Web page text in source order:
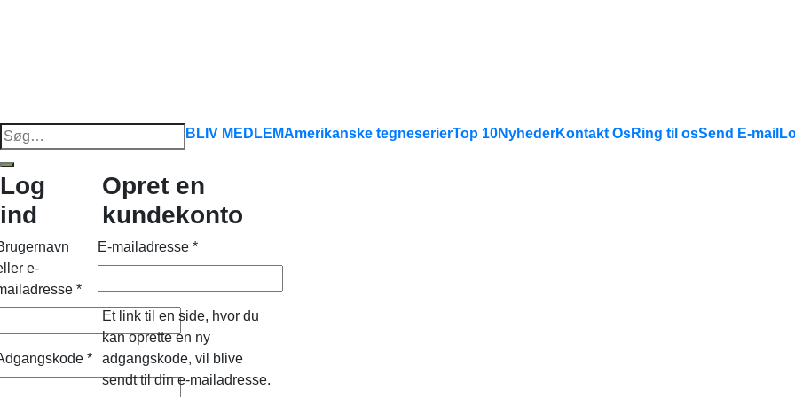
Søg
efter:
BLIV MEDLEMAmerikanske tegneserierTop 10NyhederKontakt OsRing til osSend E-mail
Log
ind
e-
*
*
Opret en
kundekonto
E-mailadresse *
Et link til en side, hvor du
kan oprette en ny
adgangskode, vil blive
sendt til din e-mailadresse.